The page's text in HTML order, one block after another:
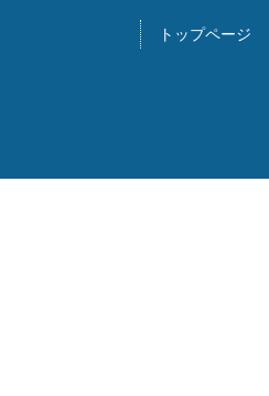
トップページ